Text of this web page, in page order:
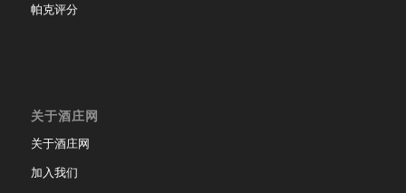
帕克评分
关于酒庄网
关于酒庄网
加入我们